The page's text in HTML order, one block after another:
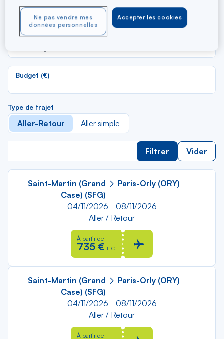
Saint-Martin (Grand Case)
Vers
Budget (€)
Type de trajet
Aller-Retour Aller simple
Filtrer Vider
Saint-Martin (Grand
Case) (SFG)
Paris-Orly (ORY)
04/11/2026 - 08/11/2026
Aller / Retour
À partir de
735 € TTC
Saint-Martin (Grand
Case) (SFG)
Paris-Orly (ORY)
04/11/2026 - 08/11/2026
Aller / Retour
À partir de
Accepter les cookies
Ne pas vendre mes
données personnelles